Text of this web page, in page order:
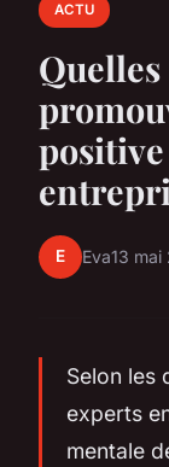
ACTU
E Eva13
Selon les
experts
mentale